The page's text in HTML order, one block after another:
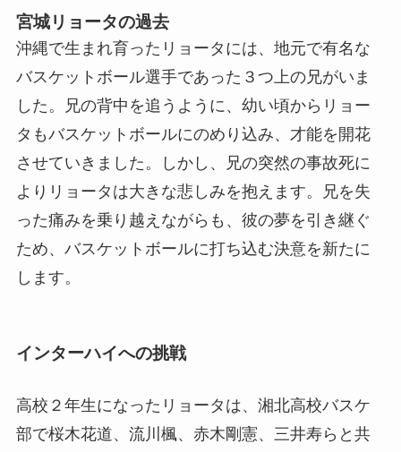
宮城リョータの過去
沖縄で生まれ育ったリョータには、地元で有名な
バスケットボール選手であった３つ上の兄がいま
した。兄の背中を追うように、幼い頃からリョー
タもバスケットボールにのめり込み、才能を開花
させていきました。しかし、兄の突然の事故死に
よりリョータは大きな悲しみを抱えます。兄を失
った痛みを乗り越えながらも、彼の夢を引き継ぐ
ため、バスケットボールに打ち込む決意を新たに
します。
インターハイへの挑戦
高校２年生になったリョータは、湘北高校バスケ
部で桜木花道、流川楓、赤木剛憲、三井寿らと共